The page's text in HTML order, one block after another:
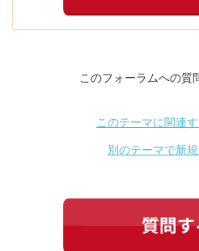
このフォーラムへの質
このテーマに関連
別のテーマで新